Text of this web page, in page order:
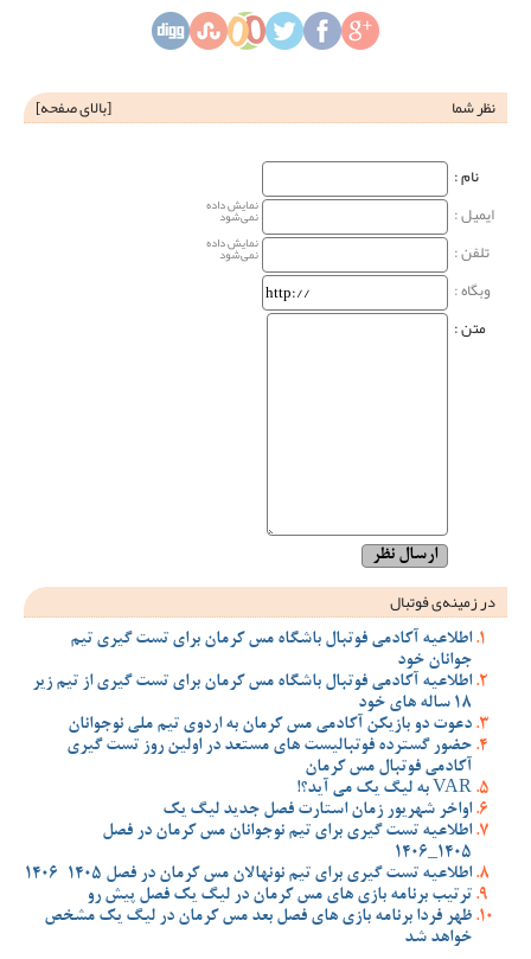
نظر شما [بالای صفحه]
نام‌ :
ایمیل :
نمایش داده
نمی‌شود
تلفن : نمایش داده
نمی‌شود
وبگاه‌ :
متن :
در زمینه‌ی فوتبال
اطلاعیه آکادمی فوتبال باشگاه مس کرمان برای تست گیری تیم
جوانان خود
اطلاعیه آکادمی فوتبال باشگاه مس کرمان برای تست گیری از تیم زیر
18 ساله های خود
دعوت دو بازیکن آکادمی مس کرمان به اردوی تیم ملی نوجوانان
حضور گسترده فوتبالیست های مستعد در اولین روز تست گیری
آکادمی فوتبال مس کرمان
VAR به لیگ یک می آید؟!
اواخر شهریور زمان استارت فصل جدید لیگ یک
اطلاعیه تست گیری برای تیم نوجوانان مس کرمان در فصل
1405_1406
اطلاعیه تست گیری برای تیم نونهالان مس کرمان در فصل 1405-1406
ترتیب برنامه بازی های مس کرمان در لیگ یک فصل پیش رو
ظهر فردا برنامه بازی های فصل بعد مس کرمان در لیگ یک مشخص
خواهد شد